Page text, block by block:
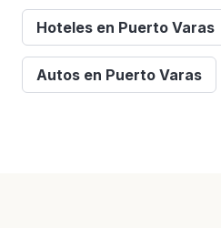
Hoteles en Puerto Varas
Autos en Puerto Varas